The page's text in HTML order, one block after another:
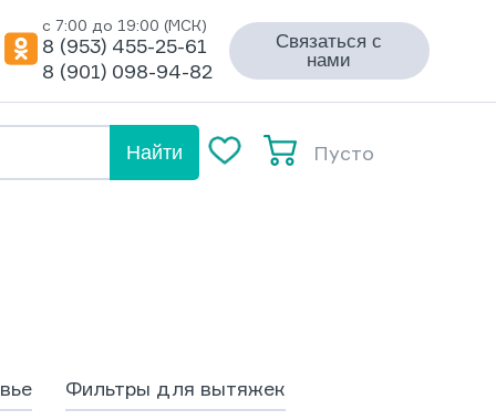
с 7:00 до 19:00 (МСК)
8 (953) 455-25-61
8 (901) 098-94-82
Связаться с
нами
Найти Пусто
Фильтры для вытяжек